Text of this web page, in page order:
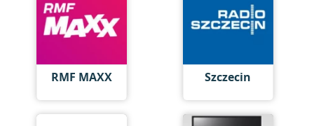
RMF MAXX Szczecin